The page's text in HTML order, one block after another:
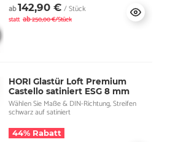
ab142,90 € / Stück
statt ab250,00 €/Stück
HORI Glastür Loft Premium
Castello satiniert ESG 8 mm
Wählen Sie Maße & DIN-Richtung, Streifen
schwarz auf satiniert
44% Rabatt